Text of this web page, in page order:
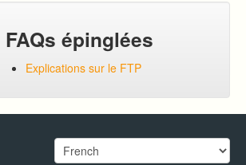
FAQs épinglées
Explications sur le FTP